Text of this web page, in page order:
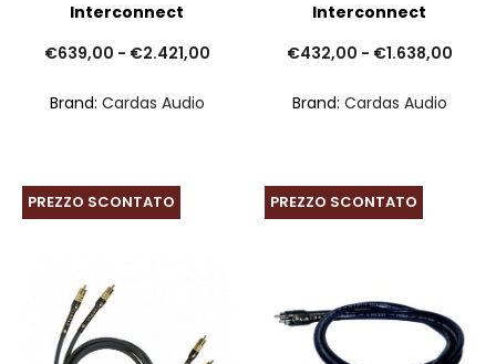
Interconnect
€639,00 - €2.421,00Fascia
€639,00
Brand: Cardas Audio
Interconnect
€432,00 - €1.638,00
Brand: Cardas Audio
PREZZO SCONTATO PREZZO SCONTATO